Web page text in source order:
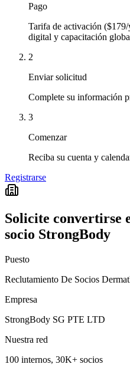
Pago
Tarifa de activación
digital y capacitación
2
Enviar solicitud
Complete su información
3
Comenzar
Reciba su cuenta y
Registrarse
Solicite convertirse
socio StrongBody
Puesto
Reclutamiento De Socios
Empresa
StrongBody SG PTE LTD
Nuestra red
100 internos, 30K+ socios